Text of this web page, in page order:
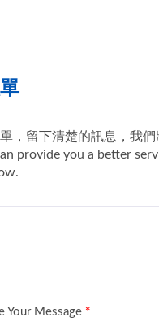
型的設
的浮力控
指頭操控。
。